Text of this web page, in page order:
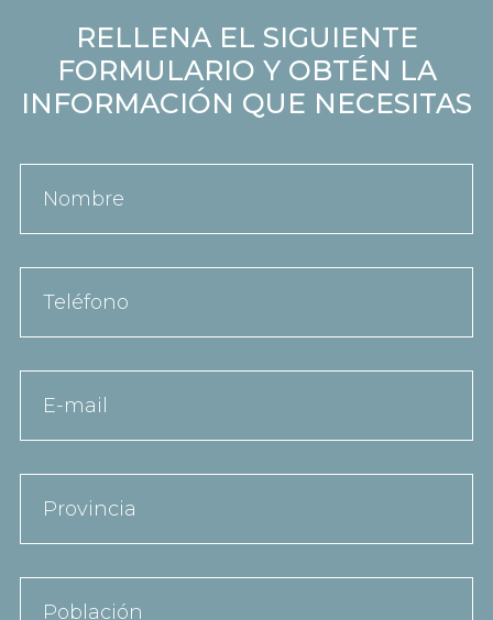
RELLENA EL SIGUIENTE
FORMULARIO Y OBTÉN LA
INFORMACIÓN QUE NECESITAS